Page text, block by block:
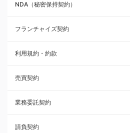
業務委託契約
利用規約・約款
覚書・合意書・同意書
承諾書
雇用契約
その他契約・書面
NDA（秘密保持契約）
フランチャイズ契約
利用規約・約款
売買契約
業務委託契約
請負契約